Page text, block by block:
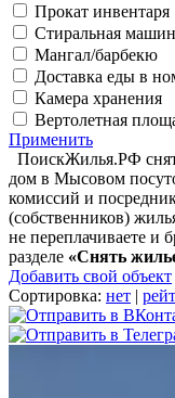
Прокат инвентаря
Стиральная
Мангал/барбекю
Доставка еды в
Камера хранения
Вертолетная
Применить
ПоискЖилья.РФ
дом в Мысовом
комиссий и
(собственников)
не переплачиваете и
разделе «Снять
Добавить свой объект
Сортировка: нет |